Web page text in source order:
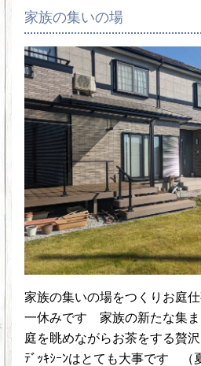
家族の集いの場
家族の集いの場をつくりお庭
一休みです 家族の新たな集
庭を眺めながらお茶をする贅
ﾃﾞｯｷｼｰﾝはとても大事です （